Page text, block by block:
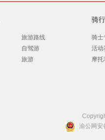
旅游路线
自驾游
旅游
骑
骑士
活动
摩托
渝公网